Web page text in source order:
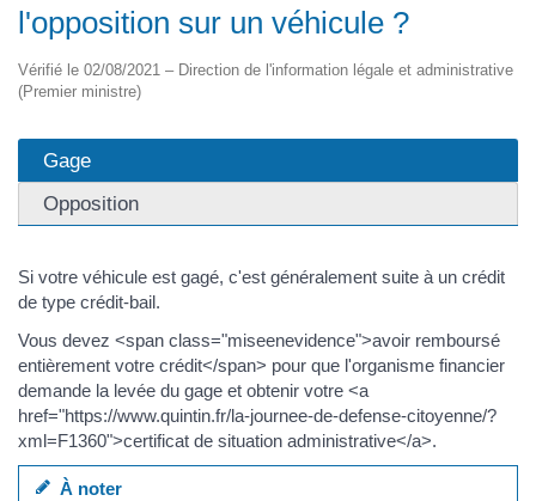
l'opposition sur un véhicule ?
Vérifié le 02/08/2021 – Direction de l'information légale et administrative
(Premier ministre)
Gage
Opposition
Si votre véhicule est gagé, c'est généralement suite à un crédit
de type crédit-bail.
Vous devez <span class="miseenevidence">avoir remboursé
entièrement votre crédit</span> pour que l'organisme financier
demande la levée du gage et obtenir votre <a
href="https://www.quintin.fr/la-journee-de-defense-citoyenne/?
xml=F1360">certificat de situation administrative</a>.
À noter